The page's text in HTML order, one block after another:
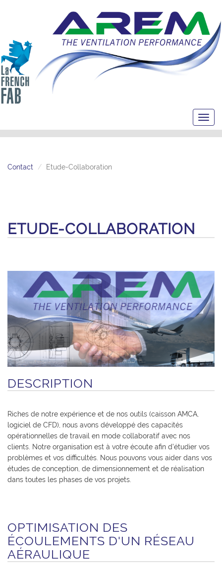
Contact Etude-Collaboration
ETUDE-COLLABORATION
DESCRIPTION
Riches de notre expérience et de nos outils (caisson AMCA,
logiciel de CFD), nous avons développé des capacités
opérationnelles de travail en mode collaboratif avec nos
clients. Notre organisation est à votre écoute afin d’étudier vos
problèmes et vos difficultés. Nous pouvons vous aider dans vos
études de conception, de dimensionnement et de réalisation
dans toutes les phases de vos projets.
OPTIMISATION DES
ÉCOULEMENTS D'UN RÉSEAU
AÉRAULIQUE